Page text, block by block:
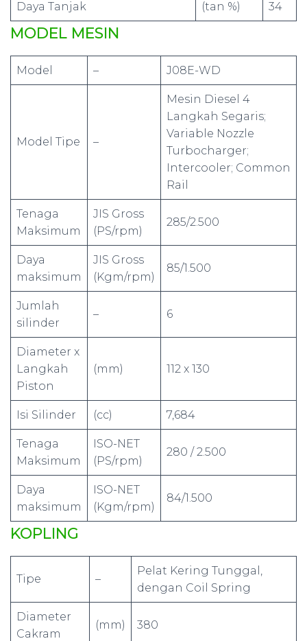
Daya Tanjak (tan %) 34
MODEL MESIN
Model – J08E-WD
Model Tipe –
Mesin Diesel 4
Langkah Segaris;
Variable Nozzle
Turbocharger;
Intercooler; Common
Rail
Tenaga
Maksimum
JIS Gross
(PS/rpm)
285/2.500
Daya
maksimum
JIS Gross
(Kgm/rpm)
85/1.500
Jumlah
silinder
– 6
Diameter x
Langkah
Piston
(mm) 112 x 130
Isi Silinder (cc) 7,684
Tenaga
Maksimum
ISO-NET
(PS/rpm)
280 / 2.500
Daya
maksimum
ISO-NET
(Kgm/rpm)
84/1.500
KOPLING
Tipe –
Pelat Kering Tunggal,
dengan Coil Spring
Diameter
Cakram
(mm) 380